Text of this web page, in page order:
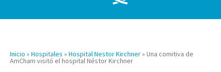
Inicio » Hospitales » Hospital Nestor Kirchner» Una comitiva de
AmCham visitó el hospital Néstor Kirchner